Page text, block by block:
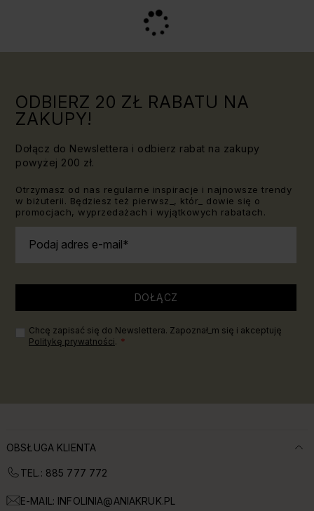
ODBIERZ 20 ZŁ RABATU NA
ZAKUPY!
Dołącz do Newslettera i odbierz rabat na zakupy
powyżej 200 zł.
Otrzymasz od nas regularne inspiracje i najnowsze trendy
w biżuterii. Będziesz też pierwsz_, któr_ dowie się o
promocjach, wyprzedażach i wyjątkowych rabatach.
Podaj adres e-mail
DOŁĄCZ
Chcę zapisać się do Newslettera. Zapoznał_m się i akceptuję
Politykę prywatności.
OBSŁUGA KLIENTA
TEL.: 885 777 772
E-MAIL: INFOLINIA@ANIAKRUK.PL